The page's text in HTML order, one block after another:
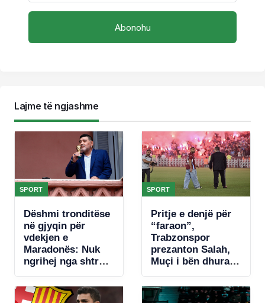
Lajme të ngjashme
SPORT
Dëshmi tronditëse
në gjyqin për
vdekjen e
Maradonës: Nuk
ngrihej nga shtrati.
hante, kishte
hequr dorë
SPORT
Pritje e denjë për
“faraon”,
Trabzonspor
prezanton Salah,
Muçi i bën dhuratë
(VIDEO)